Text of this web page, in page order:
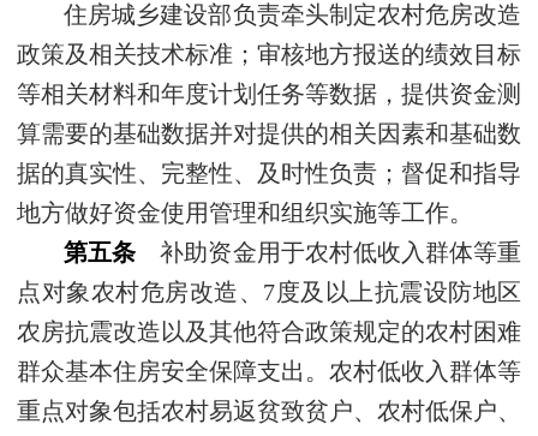
住房城乡建设部负责牵头制定农村危房改造
政策及相关技术标准；审核地方报送的绩效目标
等相关材料和年度计划任务等数据，提供资金测
算需要的基础数据并对提供的相关因素和基础数
据的真实性、完整性、及时性负责；督促和指导
地方做好资金使用管理和组织实施等工作。
第五条 补助资金用于农村低收入群体等重
点对象农村危房改造、7度及以上抗震设防地区
农房抗震改造以及其他符合政策规定的农村困难
群众基本住房安全保障支出。农村低收入群体等
重点对象包括农村易返贫致贫户、农村低保户、